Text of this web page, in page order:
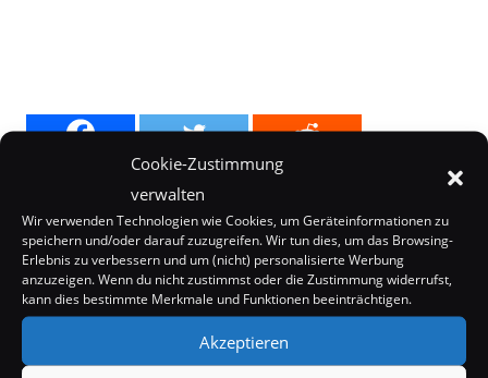
Cookie-Zustimmung
verwalten
Wir verwenden Technologien wie Cookies, um Geräteinformationen zu
speichern und/oder darauf zuzugreifen. Wir tun dies, um das Browsing-
Erlebnis zu verbessern und um (nicht) personalisierte Werbung
anzuzeigen. Wenn du nicht zustimmst oder die Zustimmung widerrufst,
kann dies bestimmte Merkmale und Funktionen beeinträchtigen.
Akzeptieren